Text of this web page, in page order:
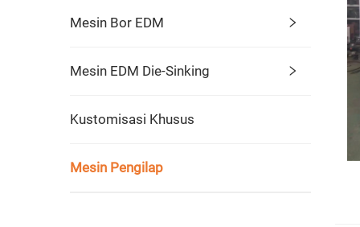
Mesin Bor EDM
Mesin EDM Die-Sinking
Kustomisasi Khusus
Mesin Pengilap